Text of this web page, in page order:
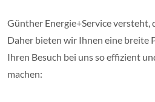
Günther Energie+Service versteht,
Daher bieten wir Ihnen eine breite
Ihren Besuch bei uns so effizient
machen: